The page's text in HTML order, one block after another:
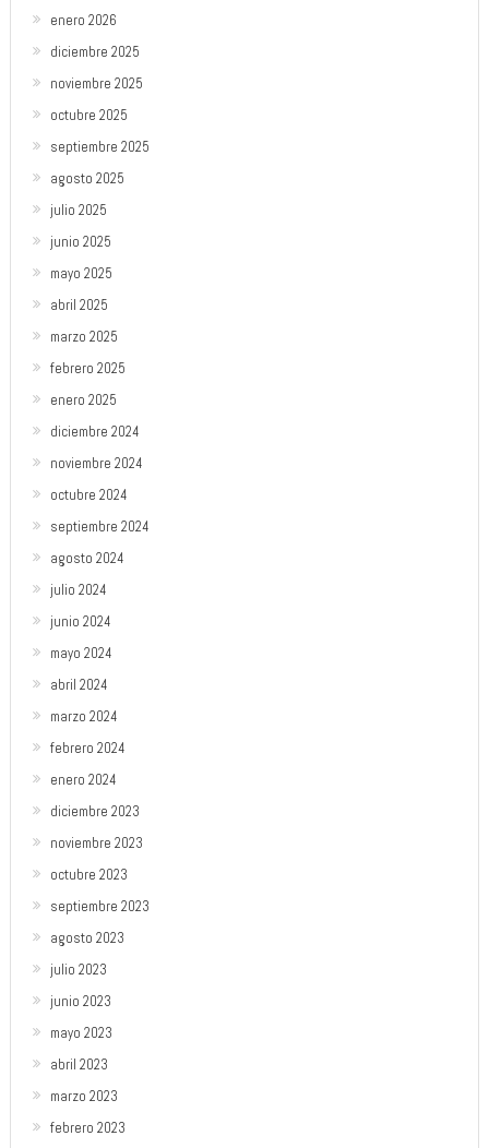
enero 2026
diciembre 2025
noviembre 2025
octubre 2025
septiembre 2025
agosto 2025
julio 2025
junio 2025
mayo 2025
abril 2025
marzo 2025
febrero 2025
enero 2025
diciembre 2024
noviembre 2024
octubre 2024
septiembre 2024
agosto 2024
julio 2024
junio 2024
mayo 2024
abril 2024
marzo 2024
febrero 2024
enero 2024
diciembre 2023
noviembre 2023
octubre 2023
septiembre 2023
agosto 2023
julio 2023
junio 2023
mayo 2023
abril 2023
marzo 2023
febrero 2023